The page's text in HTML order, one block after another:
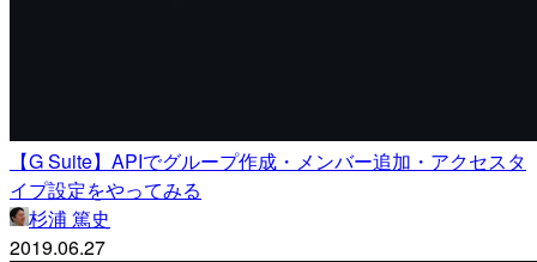
【G Suite】APIでグループ作成・メンバー追加・アクセスタ
イプ設定をやってみる
杉浦 篤史
2019.06.27